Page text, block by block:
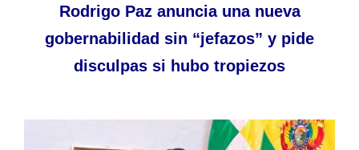
Rodrigo Paz anuncia una nueva
gobernabilidad sin “jefazos” y pide
disculpas si hubo tropiezos